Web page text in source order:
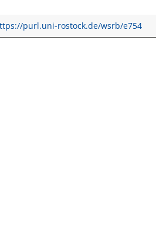
purl.uni-rostock.de/wsrb/e754